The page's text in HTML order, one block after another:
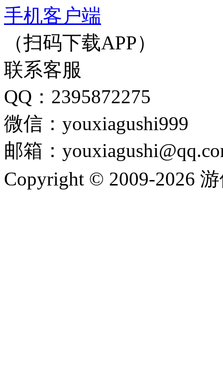
手机客户端
（扫码下载APP）
联系客服
QQ：2395872275
微信：youxiagushi999
邮箱：
Copyright © 2009-2026